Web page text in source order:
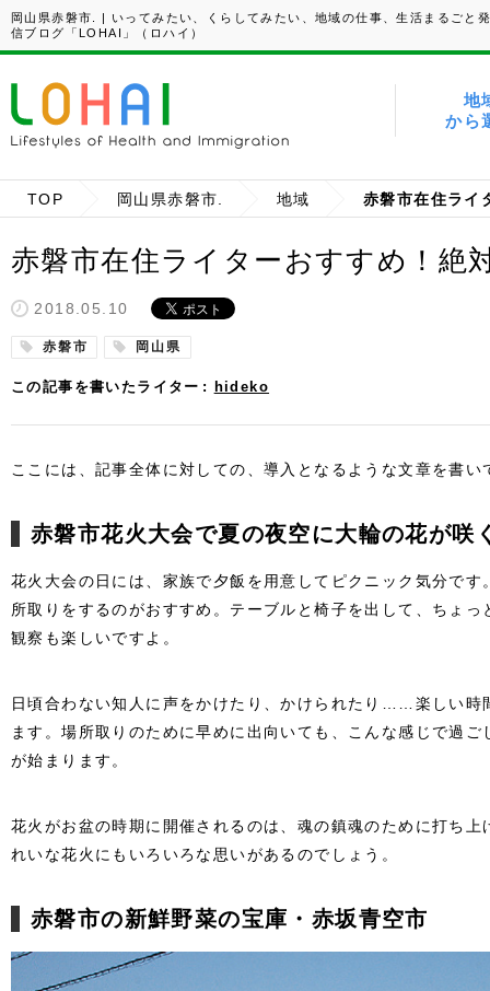
岡山県赤磐市. | いってみたい、くらしてみたい、地域の仕事、生活まるごと
信ブログ「LOHAI」（ロハイ）
地
から
TOP 岡山県赤磐市. 地域
赤磐市在住ライターおすすめ！絶
2018.05.10
赤磐市 岡山県
この記事を書いたライター hideko
ここには、記事全体に対しての、導入となるような文章を書い
赤磐市花火大会で夏の夜空に大輪の花が咲
花火大会の日には、家族で夕飯を用意してピクニック気分で
所取りをするのがおすすめ。テーブルと椅子を出して、ちょ
観察も楽しいですよ。
日頃合わない知人に声をかけたり、かけられたり……楽しい時
ます。場所取りのために早めに出向いても、こんな感じで過
が始まります。
花火がお盆の時期に開催されるのは、魂の鎮魂のために打ち
れいな花火にもいろいろな思いがあるのでしょう。
赤磐市の新鮮野菜の宝庫・赤坂青空市